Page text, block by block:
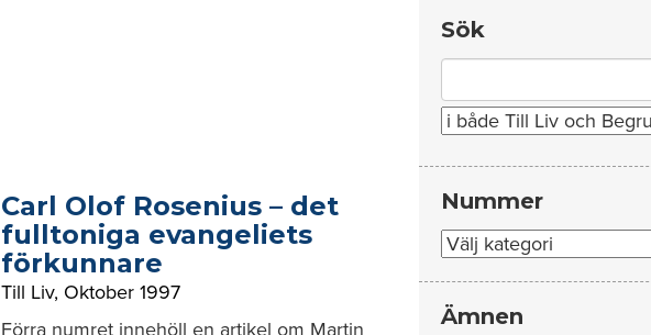
Carl Olof Rosenius – det
fulltoniga evangeliets
förkunnare
Till Liv, Oktober 1997
Förra numret innehöll en artikel om Martin
Sök
for:
Nummer
Nummer
Ämnen